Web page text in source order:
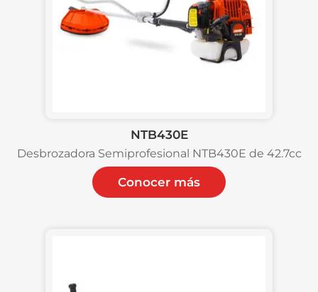
NTB430E
Desbrozadora Semiprofesional NTB430E de 42.7cc
Conocer más